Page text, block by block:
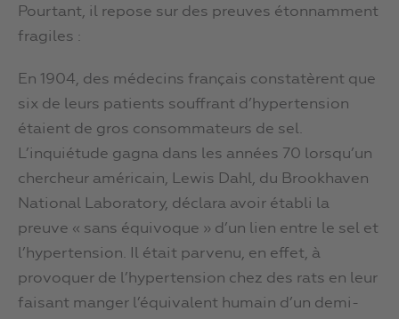
Pourtant, il repose sur des preuves étonnamment
fragiles :
En 1904, des médecins français constatèrent que
six de leurs patients souffrant d’hypertension
étaient de gros consommateurs de sel.
L’inquiétude gagna dans les années 70 lorsqu’un
chercheur américain, Lewis Dahl, du Brookhaven
National Laboratory, déclara avoir établi la
preuve « sans équivoque » d’un lien entre le sel et
l’hypertension. Il était parvenu, en effet, à
provoquer de l’hypertension chez des rats en leur
faisant manger l’équivalent humain d’un demi-